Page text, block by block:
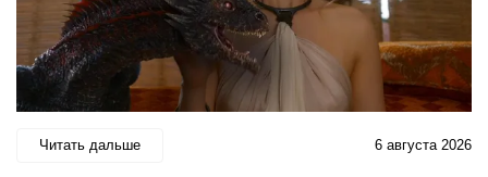
Читать дальше 6 августа 2026